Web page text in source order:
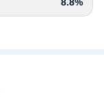
8.8%